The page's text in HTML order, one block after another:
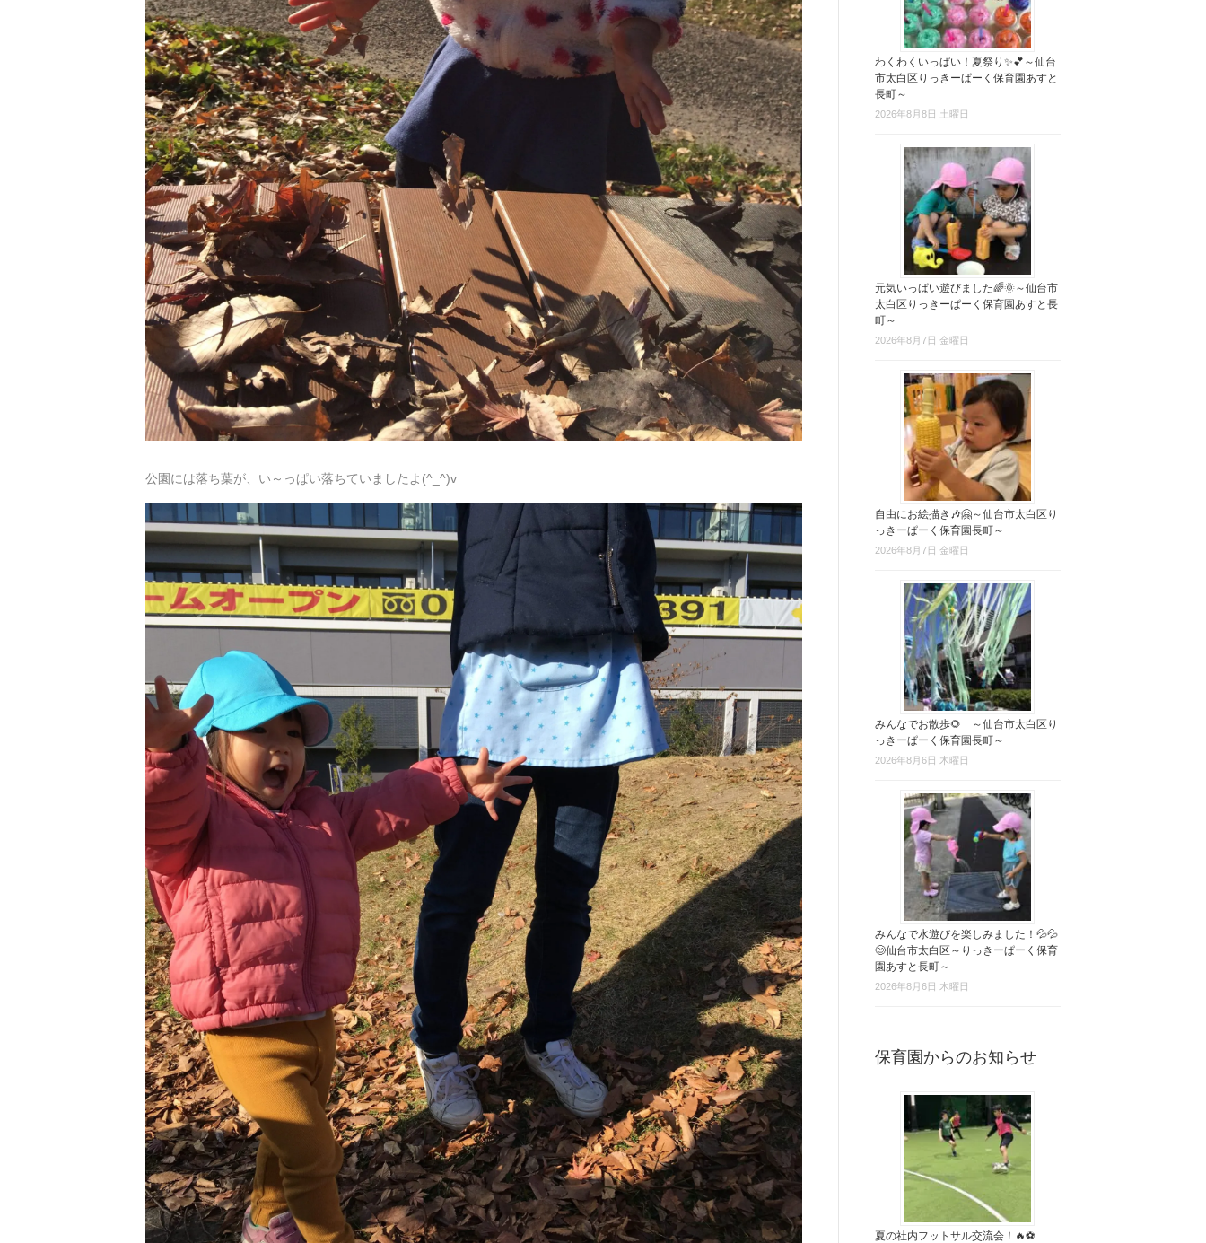
公園には落ち葉が、い～っぱい落ちていましたよ(^_^)v
わくわくいっぱい！夏祭り✨💕～仙台
市太白区りっきーぱーく保育園あすと
長町～
2026年8月8日 土曜日
元気いっぱい遊びました🌈🌞～仙台市
太白区りっきーぱーく保育園あすと長
町～
2026年8月7日 金曜日
自由にお絵描き🎶🤗～仙台市太白区り
っきーぱーく保育園長町～
2026年8月7日 金曜日
みんなでお散歩🌻 ～仙台市太白区り
っきーぱーく保育園長町～
2026年8月6日 木曜日
みんなで水遊びを楽しみました！💦💦
😊仙台市太白区～りっきーぱーく保育
園あすと長町～
2026年8月6日 木曜日
保育園からのお知らせ
夏の社内フットサル交流会！🔥⚽